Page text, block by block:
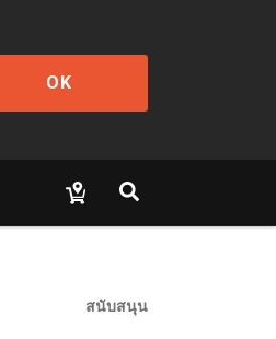
OK
สนับสนุน